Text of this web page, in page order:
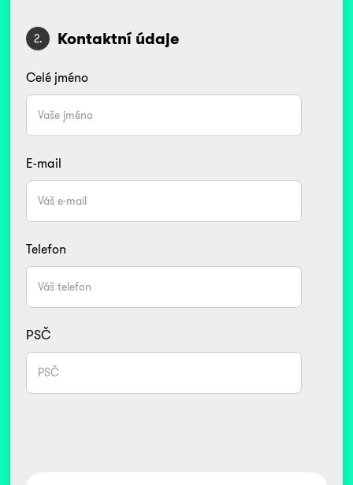
2. Kontaktní údaje
Celé jméno
E-mail
Telefon
PSČ